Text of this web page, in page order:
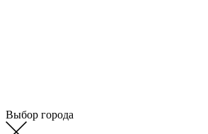
Выбор города